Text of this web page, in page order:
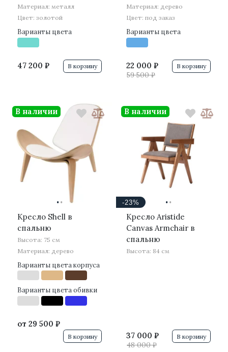
Материал: металл
Цвет: золотой
Варианты цвета
47 200 ₽ В корзину
Материал: дерево
Цвет: под заказ
Варианты цвета
22 000 ₽
59 500 ₽
В корзину
··
Кресло Shell в
спальню
Высота: 75 см
Материал: дерево
Варианты цвета корпуса
Варианты цвета обивки
от 29 500 ₽
В наличии
В корзину
··
-23%
Кресло Aristide
Canvas Armchair в
спальню
Высота: 84 см
37 000 ₽
48 000 ₽
В наличии
В корзину